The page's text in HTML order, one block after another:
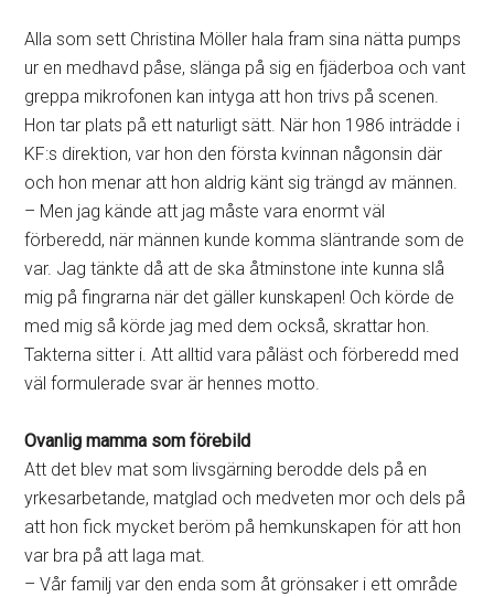
Alla som sett Christina Möller hala fram sina nätta pumps
ur en medhavd påse, slänga på sig en fjäderboa och vant
greppa mikrofonen kan intyga att hon trivs på scenen.
Hon tar plats på ett naturligt sätt. När hon 1986 inträdde i
KF:s direktion, var hon den första kvinnan någonsin där
och hon menar att hon aldrig känt sig trängd av männen.
– Men jag kände att jag måste vara enormt väl
förberedd, när männen kunde komma släntrande som de
var. Jag tänkte då att de ska åtminstone inte kunna slå
mig på fingrarna när det gäller kunskapen! Och körde de
med mig så körde jag med dem också, skrattar hon.
Takterna sitter i. Att alltid vara påläst och förberedd med
väl formulerade svar är hennes motto.
Ovanlig mamma som förebild
Att det blev mat som livsgärning berodde dels på en
yrkesarbetande, matglad och medveten mor och dels på
att hon fick mycket beröm på hemkunskapen för att hon
var bra på att laga mat.
– Vår familj var den enda som åt grönsaker i ett område